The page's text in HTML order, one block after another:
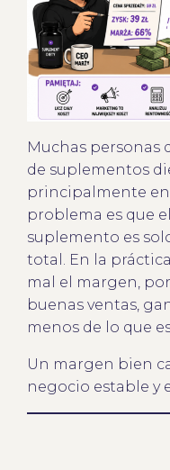
Muchas personas
de suplementos
principalmente en
problema es que
suplemento es
total. En la
mal el margen,
buenas ventas,
menos de lo que
Un margen bien
negocio estable y